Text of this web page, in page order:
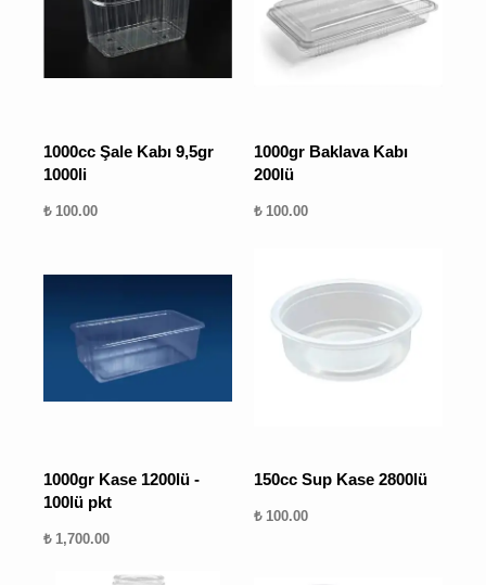
1000cc Şale Kabı 9,5gr
1000li
₺ 100.00
1000gr Baklava Kabı
200lü
₺ 100.00
1000gr Kase 1200lü -
100lü pkt
₺ 1,700.00
150cc Sup Kase 2800lü
₺ 100.00